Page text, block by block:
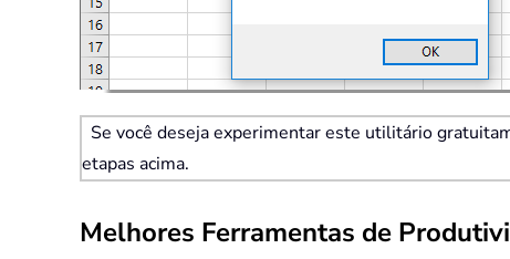
Se você deseja experimentar este utilitário
etapas acima.
Melhores Ferramentas de